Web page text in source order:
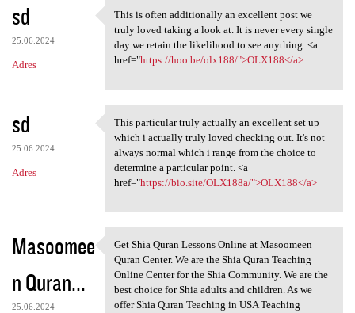
sd
25.06.2024
Adres
This is often additionally an
This is often additionally an excellent post we
truly loved taking a look at. It is never every single
day we retain the likelihood to see anything. <a
href="https://hoo.be/olx188/">OLX188</a>
sd
25.06.2024
Adres
This particular truly
This particular truly actually an excellent set up
which i actually truly loved checking out. It's not
always normal which i range from the choice to
determine a particular point. <a
href="https://bio.site/OLX188a/">OLX188</a>
Masoomee
n Quran...
25.06.2024
Get Shia Quran Lessons Online
Get Shia Quran Lessons Online at Masoomeen
Quran Center. We are the Shia Quran Teaching
Online Center for the Shia Community. We are the
best choice for Shia adults and children. As we
offer Shia Quran Teaching in USA Teaching